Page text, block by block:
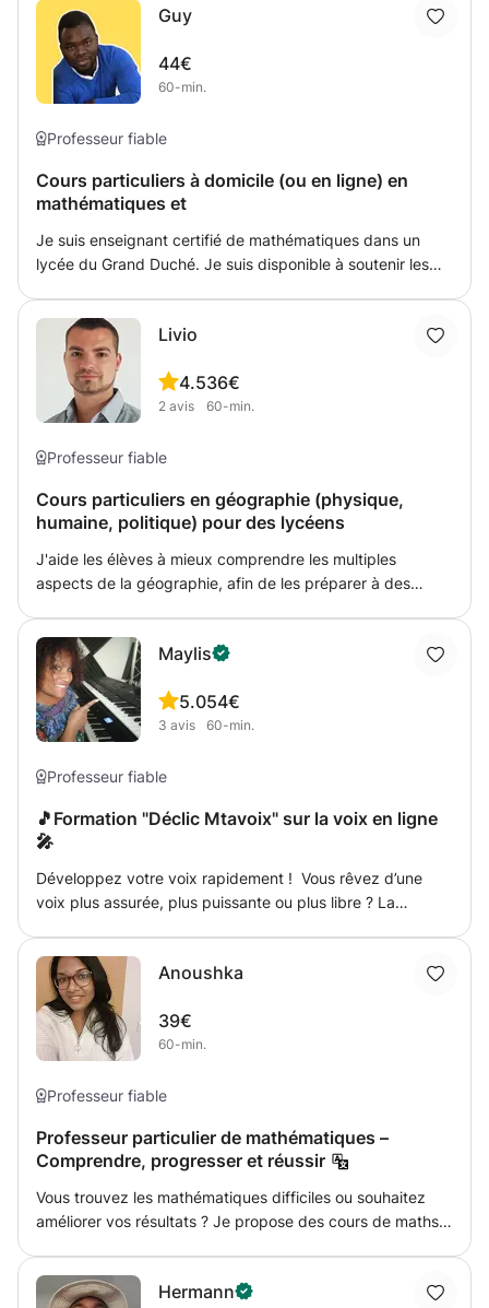
que je comprends le programme local et les standards
élevés requis dans les programmes européens
d'ingénierie et de sciences.
de l'élève. Je suis diplômée d'un bac de Français. Je
possède le diplôme Cambridge niveau C2. Ma langue
maternelle est l'espagnol, puisque ma mère est
colombienne.
Guy
44€
60-min.
Professeur fiable
Cours particuliers à domicile (ou en ligne) en
mathématiques et
Je suis enseignant certifié de mathématiques dans un
lycée du Grand Duché. Je suis disponible à soutenir les
peuvent avoir lieu en ligne ou au domicile de l’élève.
Livio
4.5
2 avis
36€
60-min.
Professeur fiable
Cours particuliers en géographie (physique,
humaine, politique) pour des lycéens
J'aide les élèves à mieux comprendre les multiples
aspects de la géographie, afin de les préparer à des
compréhensif, je sais m'adapter aux besoins de l'élève. A
un niveau plus élevé, j'aide des étudiants à comprendre le
fonctionnement de la cartographie et des logiciels SIG
(systèmes d'informations géographiques) afin qu'ils
différentes problématiques qui se posent à eux. Zéckt
Lëtzebuergesch, Franséisch, Däitsch an Englesch
Maylis
5.0
3 avis
54€
60-min.
Professeur fiable
🎵Formation "Déclic Mtavoix" sur la voix en ligne
🎤
Développez votre voix rapidement ! Vous rêvez d’une
voix plus assurée, plus puissante ou plus libre ? La
efficaces pour libérer votre voix Travail sur la posture, la
respiration, la résonance et la projection Pour débutants
ou chanteurs confirmés, à tout âge Formation 100 % en
ligne, à suivre à votre rythme C’est le moment d’avoir le
Anoushka
39€
60-min.
Professeur fiable
Professeur particulier de mathématiques –
Comprendre, progresser et réussir
Vous trouvez les mathématiques difficiles ou souhaitez
améliorer vos résultats ? Je propose des cours de maths
mathématiques au niveau HSC, avec une note A+. J’ai
Hermann